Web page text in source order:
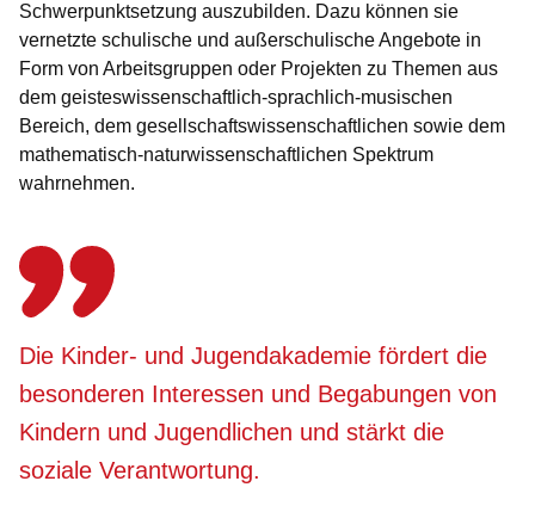
Schwerpunktsetzung auszubilden. Dazu können sie
vernetzte schulische und außerschulische Angebote in
Form von Arbeitsgruppen oder Projekten zu Themen aus
dem geisteswissenschaftlich-sprachlich-musischen
Bereich, dem gesellschaftswissenschaftlichen sowie dem
mathematisch-naturwissenschaftlichen Spektrum
wahrnehmen.
Die Kinder- und Jugendakademie fördert die
besonderen Interessen und Begabungen von
Kindern und Jugendlichen und stärkt die
soziale Verantwortung.